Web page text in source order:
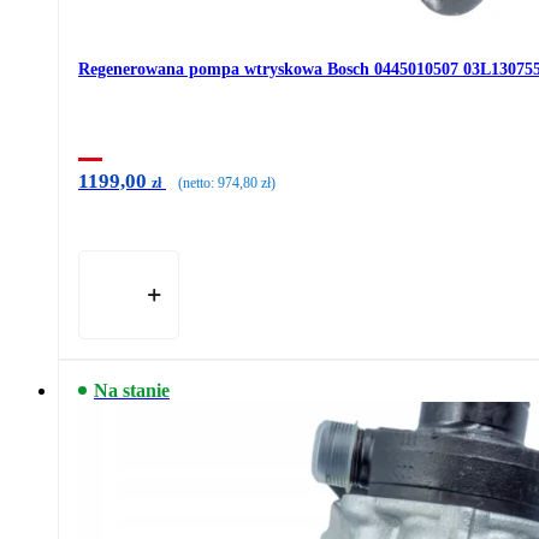
Regenerowana pompa wtryskowa Bosch 0445010507
1199,00 zł (netto: 974,80 zł)
Na stanie